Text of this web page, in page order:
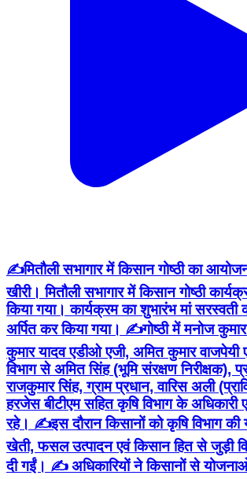
✍️मितौली सभागार में किसान गोष्ठी का
खीरी। मितौली सभागार में किसान गोष्ठी
किया गया। कार्यक्रम का शुभारंभ मां सरस्वती
अर्पित कर किया गया। ✍️गोष्ठी में मनोज
कुमार यादव एडीओ एजी, अमित कुमार वाजपेयी
विभाग से अमित सिंह (भूमि संरक्षण निरीक्षक),
राजकुमार सिंह, ग्राम प्रधान, वारिस अली
हरजेस बीटीएम सहित कृषि विभाग के अधिकारी
रहे। ✍️इस दौरान किसानों को कृषि विभाग
खेती, फसल उत्पादन एवं किसान हित से जुड़ी
दी गईं। ✍️ अधिकारियों ने किसानों से